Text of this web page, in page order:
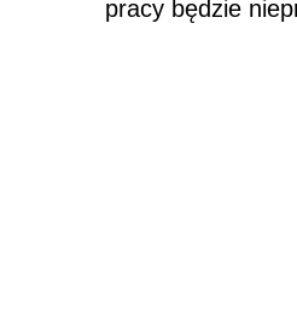
pracy będzie